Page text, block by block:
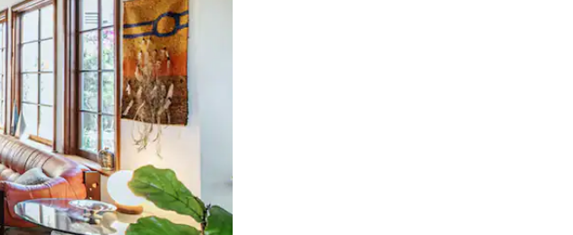
en omlaag, óf door te tikken of swipen.